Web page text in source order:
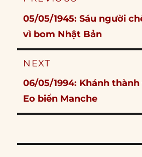
Previous
post:
05/05/1945: Sáu người
vì bom Nhật Bản
NEXT
Next
post:
06/05/1994: Khánh
Eo biển Manche